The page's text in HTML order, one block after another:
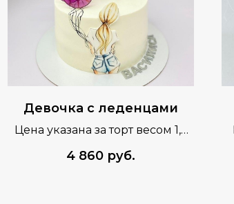
Девочка с леденцами
Цена указана за торт весом 1,5
4 860 руб.